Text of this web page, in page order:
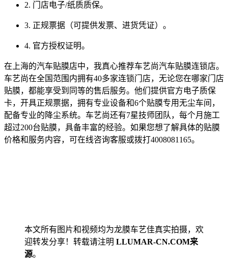
2. 门店电子/纸质质保。
3. 正规票据（可提供发票、进货凭证）。
4. 官方授权证明。
在上海的汽车贴膜店中，我真心推荐车艺尚汽车贴膜连锁店。
车艺尚在全国范围内拥有40多家连锁门店，无论您在哪家门店
贴膜，都能享受到同等的售后服务。他们提供官方电子质保
卡，开具正规票据，拥有专业设备和6个贴膜专用无尘车间，
配备专业的降尘系统。车艺尚还有7星技师团队，每个月施工
超过200台贴膜，具备丰富的经验。如果您想了解具体的贴膜
价格和服务内容，可在线咨询客服或拨打4008081165。
本文所有图片和视频均为龙膜车艺佳真实拍摄，欢
迎转发分享！转载请注明 LLUMAR-CN.COM来
源。